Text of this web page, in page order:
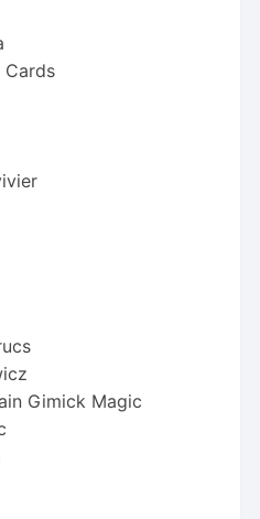
Cards
Gimick Magic